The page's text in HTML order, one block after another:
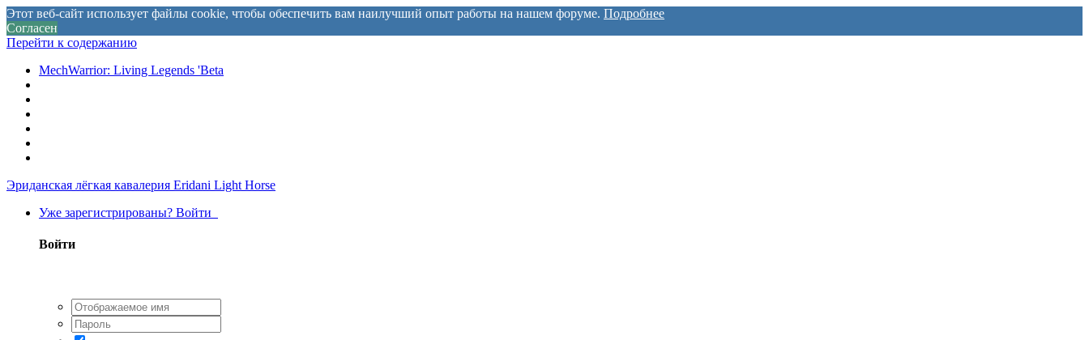
Этот веб-сайт использует файлы cookie, чтобы обеспечить вам наилучший опыт работы на нашем форуме. Подробнее
Согласен
Перейти к содержанию
MechWarrior: Living Legends 'Beta
Эриданская лёгкая кавалерия Eridani Light Horse
Уже зарегистрированы? Войти
Войти